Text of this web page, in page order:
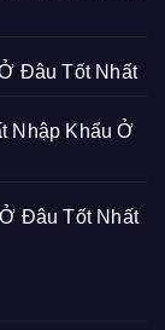
Đâu Tốt Nhất
Nhập Khẩu Ở
Đâu Tốt Nhất